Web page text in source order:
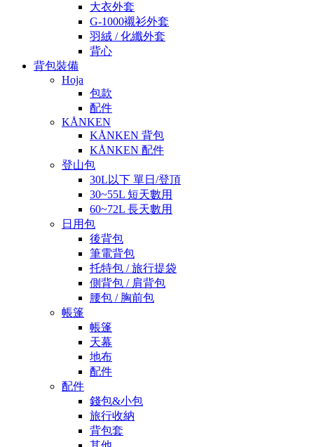
大衣外套
G-1000襯衫外套
羽絨 / 化纖外套
背心
背包裝備
Hoja
包款
配件
KÅNKEN
KÅNKEN 背包
KÅNKEN 配件
登山包
30L以下 單日/登頂
30~55L 短天數用
60~72L 長天數用
日用包
後背包
筆電背包
托特包 / 旅行提袋
側背包 / 肩背包
腰包 / 胸前包
帳篷
帳篷
天幕
地布
配件
配件
錢包&小包
旅行收納
背包套